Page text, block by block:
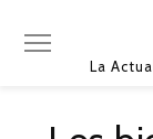
La